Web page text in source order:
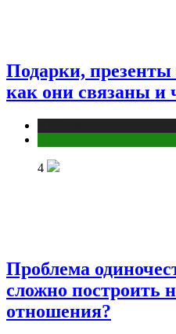
Подарки, презенты
как они связаны и
4
Проблема
сложно построить
отношения?